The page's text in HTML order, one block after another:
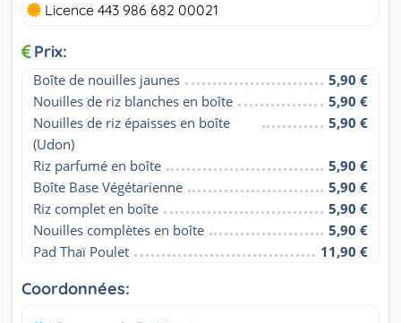
Licence 443 986 682 00021
Prix:
Boîte de nouilles jaunes
5,90 €
Nouilles de riz blanches en boîte
5,90 €
Nouilles de riz épaisses en boîte
(Udon)
5,90 €
Riz parfumé en boîte
5,90 €
Boîte Base Végétarienne
5,90 €
Riz complet en boîte
5,90 €
Nouilles complètes en boîte
5,90 €
Pad Thaï Poulet
11,90 €
Coordonnées: